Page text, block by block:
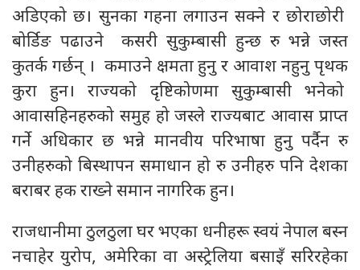
अडिएको छ। सुनका गहना लगाउन सक्ने र छोराछोरी
बोर्डिङ पढाउने कसरी सुकुम्बासी हुन्छ रु भन्ने जस्त
कुतर्क गर्छन् । कमाउने क्षमता हुनु र आवाश नहुनु पृथक
कुरा हुन। राज्यको दृष्टिकोणमा सुकुम्बासी भनेको
आवासहिनहरुको समुह हो जस्ले राज्यबाट आवास प्राप्त
गर्ने अधिकार छ भन्ने मानवीय परिभाषा हुनु पर्दैन रु
उनीहरुको बिस्थापन समाधान हो रु उनीहरु पनि देशका
बराबर हक राख्ने समान नागरिक हुन।
राजधानीमा ठुलठुला घर भएका धनीहरू स्वयं नेपाल बस्न
नचाहेर युरोप, अमेरिका वा अस्ट्रेलिया बसाइँ सरिरहेका